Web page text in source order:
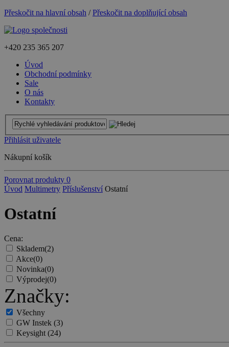
Přeskočit na hlavní obsah /Přeskočit na doplňující obsah
+420 235 365 207
Úvod
Obchodní podmínky
Sale
O nás
Kontakty
Přihlásit uživatele
Nákupní košík
Porovnat produkty 0
Úvod Multimetry Příslušenství Ostatní
Ostatní
Cena:
Skladem(2)
Akce(0)
Novinka(0)
Výprodej(0)
Značky:
Všechny
GW Instek (3)
Keysight(24)